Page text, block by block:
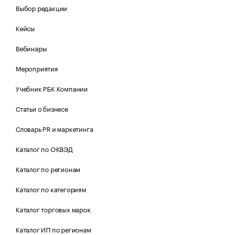
Выбор редакции
Кейсы
Вебинары
Мероприятия
Учебник РБК Компании
Статьи о бизнесе
Словарь PR и маркетинга
Каталог по ОКВЭД
Каталог по регионам
Каталог по категориям
Каталог торговых марок
Каталог ИП по регионам